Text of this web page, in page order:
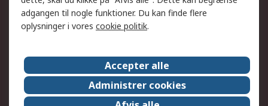
Fakturakopi
Betalingsmuligheder
Fordele med Mit RS
Okdo
Om RS
Salgsbetingelser
Det juridiske
Pressecenter
adgangen til nogle funktioner. Du kan finde flere
oplysninger i vores cookie politik.
Accepter alle
Administrer cookies